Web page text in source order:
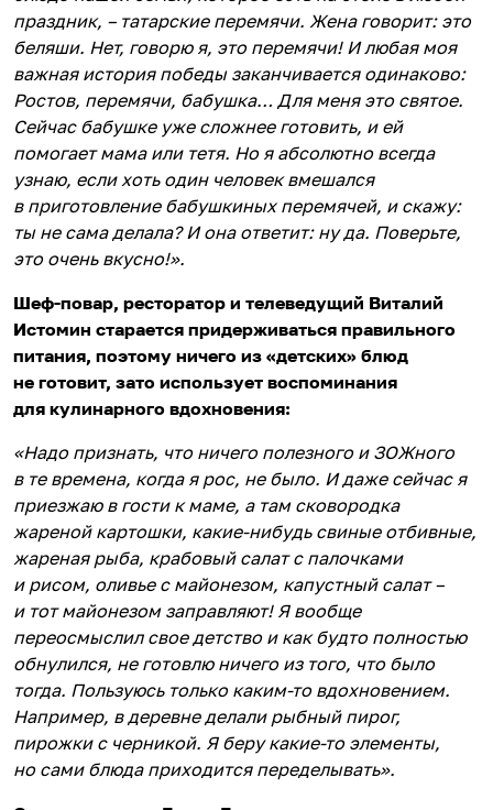
праздник, – татарские перемячи. Жена говорит: это
беляши. Нет, говорю я, это перемячи! И любая моя
важная история победы заканчивается одинаково:
Ростов, перемячи, бабушка… Для меня это святое.
Сейчас бабушке уже сложнее готовить, и ей
помогает мама или тетя. Но я абсолютно всегда
узнаю, если хоть один человек вмешался
в приготовление бабушкиных перемячей, и скажу:
ты не сама делала? И она ответит: ну да. Поверьте,
это очень вкусно!».
Шеф-повар, ресторатор и телеведущий Виталий
Истомин старается придерживаться правильного
питания, поэтому ничего из «детских» блюд
не готовит, зато использует воспоминания
для кулинарного вдохновения:
«Надо признать, что ничего полезного и ЗОЖного
в те времена, когда я рос, не было. И даже сейчас я
приезжаю в гости к маме, а там сковородка
жареной картошки, какие-нибудь свиные отбивные,
жареная рыба, крабовый салат с палочками
и рисом, оливье с майонезом, капустный салат –
и тот майонезом заправляют! Я вообще
переосмыслил свое детство и как будто полностью
обнулился, не готовлю ничего из того, что было
тогда. Пользуюсь только каким-то вдохновением.
Например, в деревне делали рыбный пирог,
пирожки с черникой. Я беру какие-то элементы,
но сами блюда приходится переделывать».